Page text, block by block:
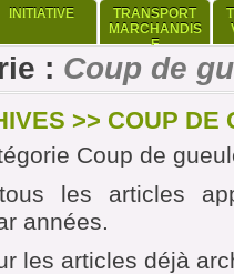
INITIATIVE
TRANSPORT
MARCHANDIS
E
: Coup de
>> COUP DE
Coup de
les articles
années.
les articles déjà